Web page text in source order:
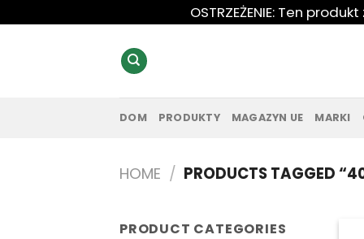
do
OSTRZEŻENIE: Ten
DOM PRODUKTY MAGAZYN UE MARKI
HOME / PRODUCTS TAGGED
PRODUCT CATEGORIES